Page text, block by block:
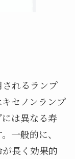
れるランプ
セノンランプ
は異なる寿
一般的に、
長く効果的